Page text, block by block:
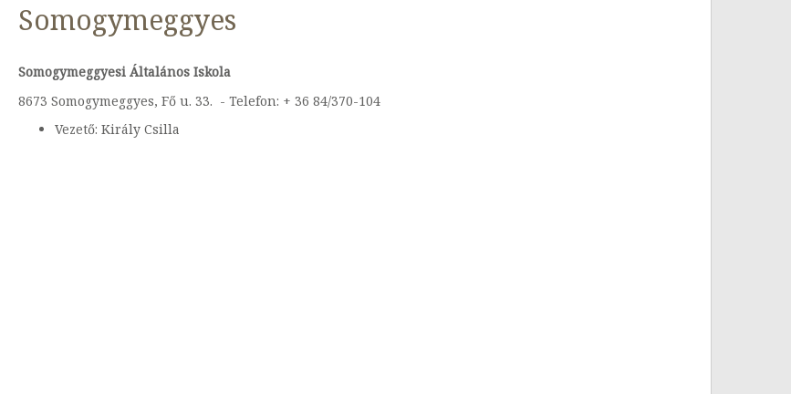
Somogymeggyes
Somogymeggyesi Általános Iskola
8673 Somogymeggyes, Fő u. 33. - Telefon: + 36 84/370-104
Vezető: Király Csilla